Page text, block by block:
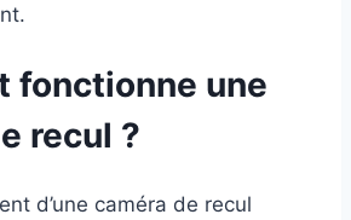
fonctionne une
recul ?
d’une caméra de recul